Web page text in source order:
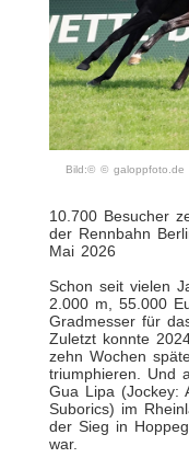
Bild:© © galoppfoto.de
10.700 Besucher
der Rennbahn
Mai 2026
Schon seit vielen
2.000 m, 55.000
Gradmesser für
Zuletzt konnte
zehn Wochen
triumphieren. Und
Gua Lipa (Jockey:
Suborics) im
der Sieg in
war.